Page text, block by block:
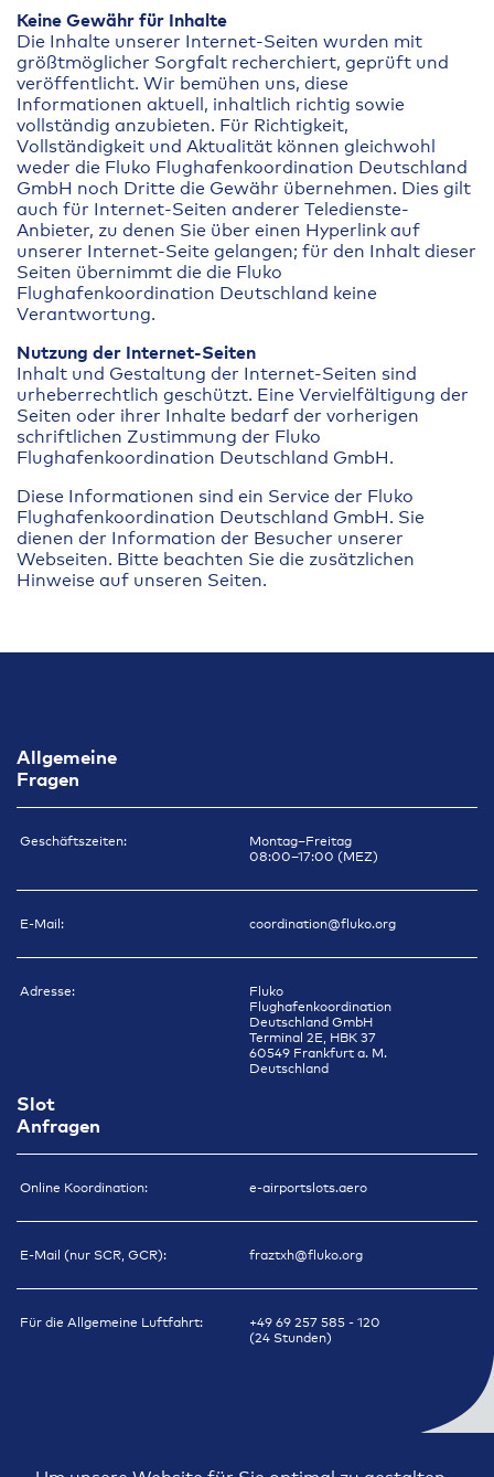
Keine Gewähr für Inhalte
Die Inhalte unserer Internet-Seiten wurden mit
größtmöglicher Sorgfalt recherchiert, geprüft und
veröffentlicht. Wir bemühen uns, diese
Informationen aktuell, inhaltlich richtig sowie
vollständig anzubieten. Für Richtigkeit,
Vollständigkeit und Aktualität können gleichwohl
weder die Fluko Flughafenkoordination Deutschland
GmbH noch Dritte die Gewähr übernehmen. Dies gilt
auch für Internet-Seiten anderer Teledienste-
Anbieter, zu denen Sie über einen Hyperlink auf
unserer Internet-Seite gelangen; für den Inhalt dieser
Seiten übernimmt die die Fluko
Flughafenkoordination Deutschland keine
Verantwortung.
Nutzung der Internet-Seiten
Inhalt und Gestaltung der Internet-Seiten sind
urheberrechtlich geschützt. Eine Vervielfältigung der
Seiten oder ihrer Inhalte bedarf der vorherigen
schriftlichen Zustimmung der Fluko
Flughafenkoordination Deutschland GmbH.
Diese Informationen sind ein Service der Fluko
Flughafenkoordination Deutschland GmbH. Sie
dienen der Information der Besucher unserer
Webseiten. Bitte beachten Sie die zusätzlichen
Hinweise auf unseren Seiten.
Allgemeine
Fragen
Geschäftszeiten:
Montag–Freitag
08:00–17:00 (MEZ)
E-Mail: coordination@fluko.org
Adresse:
Fluko
Flughafenkoordination
Deutschland GmbH
Terminal 2E, HBK 37
60549 Frankfurt a. M.
Deutschland
Slot
Anfragen
Online Koordination: e-airportslots.aero
E-Mail (nur SCR, GCR): fraztxh@fluko.org
Für die Allgemeine Luftfahrt:
+49 69 257 585 - 120
(24 Stunden)